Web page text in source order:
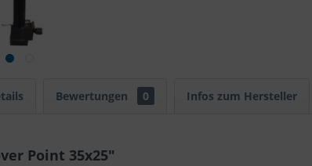
Bewertungen 0 Infos zum Hersteller
Point 35x25"